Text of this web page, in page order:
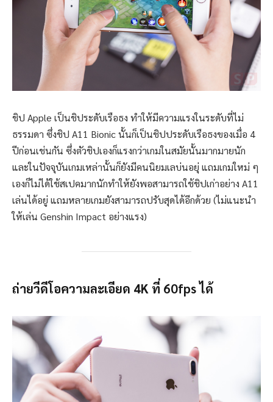
ชิป Apple เป็นชิประดับเรือธง ทำให้มีความแรงในระดับที่ไม่
ธรรมดา ซึ่งชิป A11 Bionic นั้นก็เป็นชิปประดับเรือธงของเมื่อ 4
ปีก่อนเช่นกัน ซึ่งตัวชิปเองก็แรงกว่าเกมในสมัยนั้นมากมายนัก
และในปัจจุบันเกมเหล่านั้นก็ยังมีคนนิยมเลบ่นอยุ่ แถมเกมใหม่ ๆ
เองก็ไม่ได้ใช้สเปคมากนักทำให้ยังพอสามารถใช้ชิปเก่าอย่าง A11
เล่นได้อยู่ แถมหลายเกมยังสามารถปรับสุดได้อีกด้วย (ไม่แนะนำ
ให้เล่น Genshin Impact อย่างแรง)
ถ่ายวีดีโอความละเอียด 4K ที่ 60fps ได้